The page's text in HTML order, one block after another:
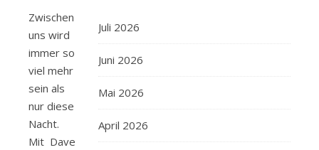
Zwischen
uns wird
immer so
viel mehr
sein als
nur diese
Nacht.
Mit Dave
Juli 2026
Juni 2026
Mai 2026
April 2026